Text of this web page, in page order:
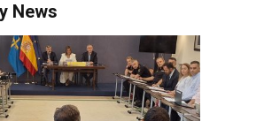
News